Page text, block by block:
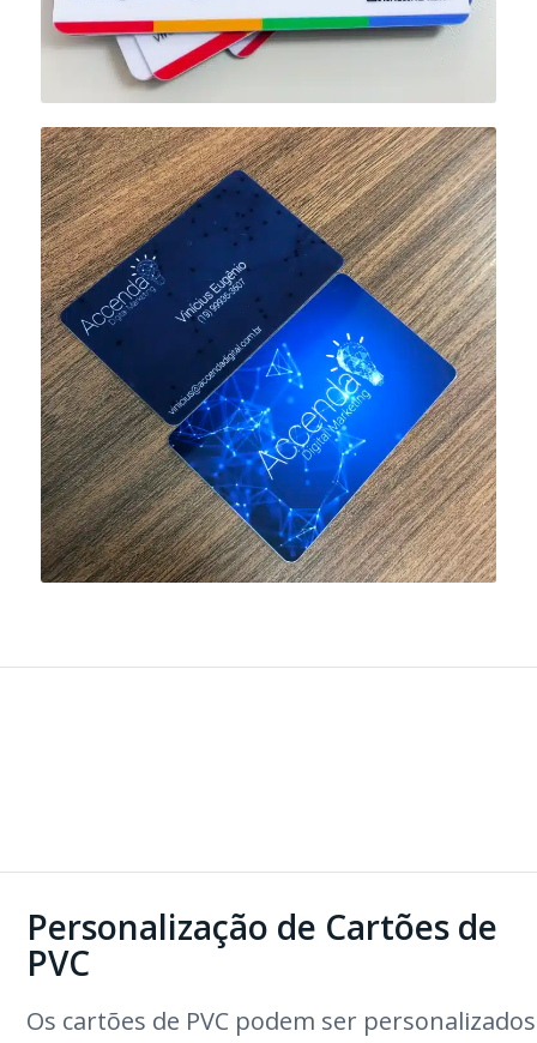
Personalização de Cartões de
PVC
Os cartões de PVC podem ser personalizados